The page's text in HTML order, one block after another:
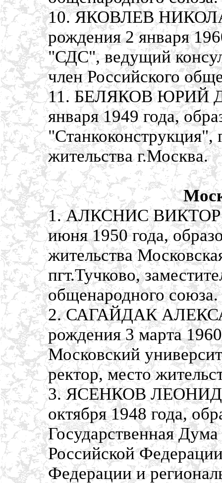
10. ЯКОВЛЕВ
рождения 2 января
"СДС", ведущий
член Российского
11. БЕЛЯКОВ ЮРИЙ
января 1949 года,
"Станкоконструкция",
жительства г.Москва.
1. АЛКСНИС ВИКТОР
июня 1950 года,
жительства
пгт.Тучково,
общенародного союза.
2. САГАЙДАК
рождения 3 марта
Московский
ректор, место
3. ЯСЕНКОВ ЛЕОНИД
октября 1948 года,
Государственная
Российской
Федерации и